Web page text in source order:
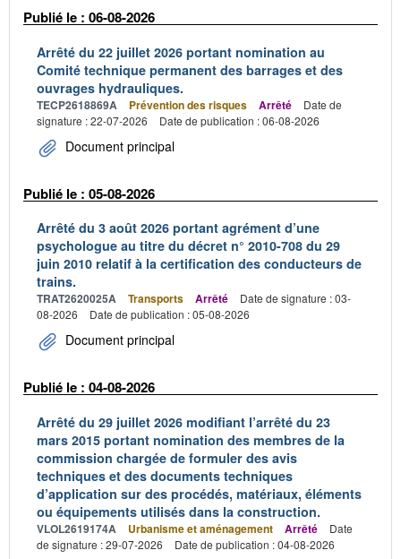
Publié le : 06-08-2026
Arrêté du 22 juillet 2026 portant nomination au
Comité technique permanent des barrages et des
ouvrages hydrauliques.
TECP2618869A Prévention des risques Arrêté
Date de
signature : 22-07-2026
Date de publication : 06-08-2026
Document principal
Publié le : 05-08-2026
Arrêté du 3 août 2026 portant agrément d’une
psychologue au titre du décret n° 2010-708 du 29
juin 2010 relatif à la certification des conducteurs de
trains.
TRAT2620025A Transports Arrêté
Date de signature : 03-
08-2026
Date de publication : 05-08-2026
Document principal
Publié le : 04-08-2026
Arrêté du 29 juillet 2026 modifiant l’arrêté du 23
mars 2015 portant nomination des membres de la
commission chargée de formuler des avis
techniques et des documents techniques
d’application sur des procédés, matériaux, éléments
ou équipements utilisés dans la construction.
VLOL2619174A Urbanisme et aménagement Arrêté
Date
de signature : 29-07-2026
Date de publication : 04-08-2026